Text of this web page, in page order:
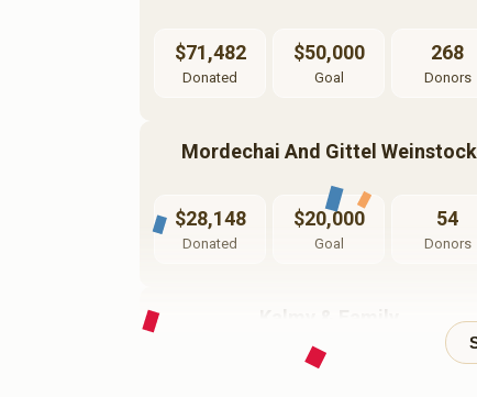
$71,482
Donated
$50,000
Goal
268
Donors
Mordechai And Gittel Weinstock
$28,148
Donated
$20,000
Goal
54
Donors